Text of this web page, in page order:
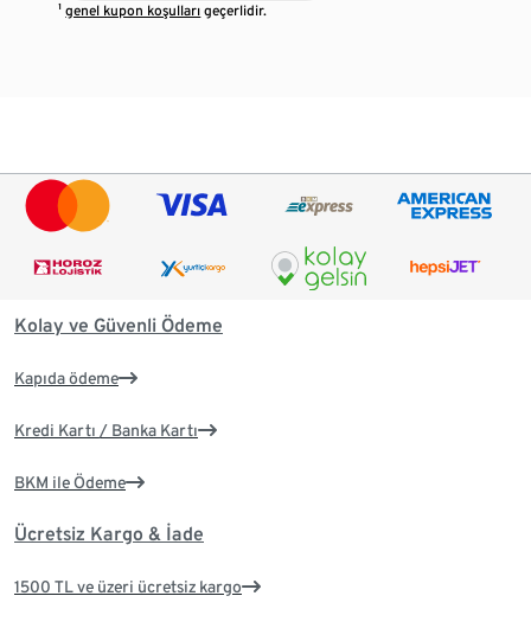
¹genel kupon koşulları geçerlidir.
Kolay ve Güvenli Ödeme
Kapıda ödeme
Kredi Kartı / Banka Kartı
BKM ile Ödeme
Ücretsiz Kargo & İade
1500 TL ve üzeri ücretsiz kargo